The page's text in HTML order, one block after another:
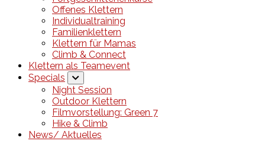
Offenes Klettern
Individualtraining
Familienklettern
Klettern für Mamas
Climb & Connect
Klettern als Teamevent
Specials
Night Session
Outdoor Klettern
Filmvorstellung: Green 7
Hike & Climb
News/ Aktuelles